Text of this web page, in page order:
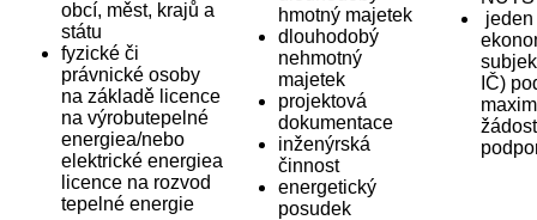
obcí, měst, krajů a
státu
fyzické či
právnické osoby
na základě licence
na výrobutepelné
energiea/nebo
elektrické energiea
licence na rozvod
tepelné energie
hmotný majetek
dlouhodobý
nehmotný
majetek
projektová
dokumentace
inženýrská
činnost
energetický
posudek
jeden
IČ)